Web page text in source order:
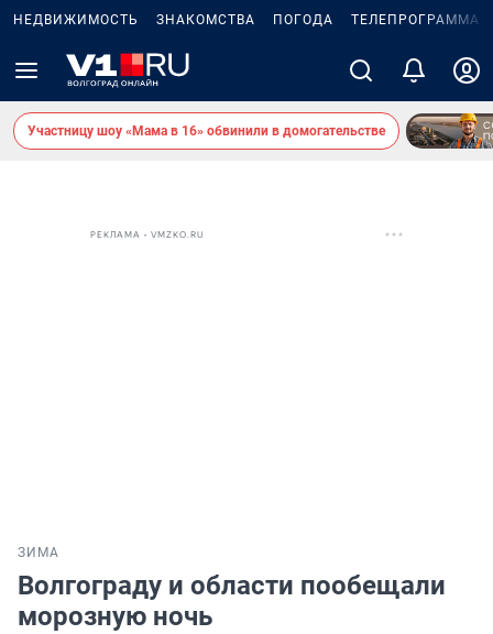
НЕДВИЖИМОСТЬ ЗНАКОМСТВА ПОГОДА ТЕЛЕПРОГРАММА
Участницу шоу «Мама в 16» обвинили в домогательстве
РЕКЛАМА • VMZKO.RU
ЗИМА
Волгограду и области пообещали
морозную ночь